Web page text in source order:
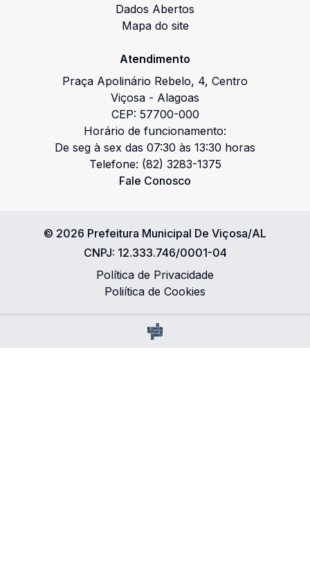
Dados Abertos
Mapa do site
Atendimento
Praça Apolinário Rebelo, 4, Centro
Viçosa - Alagoas
CEP: 57700-000
Horário de funcionamento:
De seg à sex das 07:30 às 13:30 horas
Telefone: (82) 3283-1375
Fale Conosco
© 2026 Prefeitura Municipal De Viçosa/AL
CNPJ: 12.333.746/0001-04
Política de Privacidade
Poliítica de Cookies